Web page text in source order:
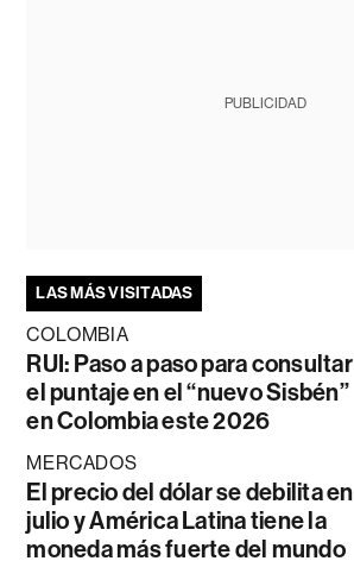
PUBLICIDAD
LAS MÁS VISITADAS
COLOMBIA
RUI: Paso a paso para consultar
el puntaje en el “nuevo Sisbén”
en Colombia este 2026
MERCADOS
El precio del dólar se debilita en
julio y América Latina tiene la
moneda más fuerte del mundo